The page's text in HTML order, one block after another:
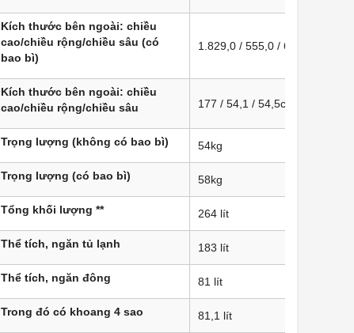
Kích thước bên ngoài: chiều
cao/chiều rộng/chiều sâu (có
bao bì)
1.829,0 / 555,0 / 622,0mm
Kích thước bên ngoài: chiều
cao/chiều rộng/chiều sâu
177 / 54,1 / 54,5cm
Trọng lượng (không có bao bì) 54kg ​
Trọng lượng (có bao bì) 58kg ​
Tổng khối lượng ** 264 lít
Thể tích, ngăn tủ lạnh 183 lít
Thể tích, ngăn đông 81 lít
Trong đó có khoang 4 sao 81,1 lít